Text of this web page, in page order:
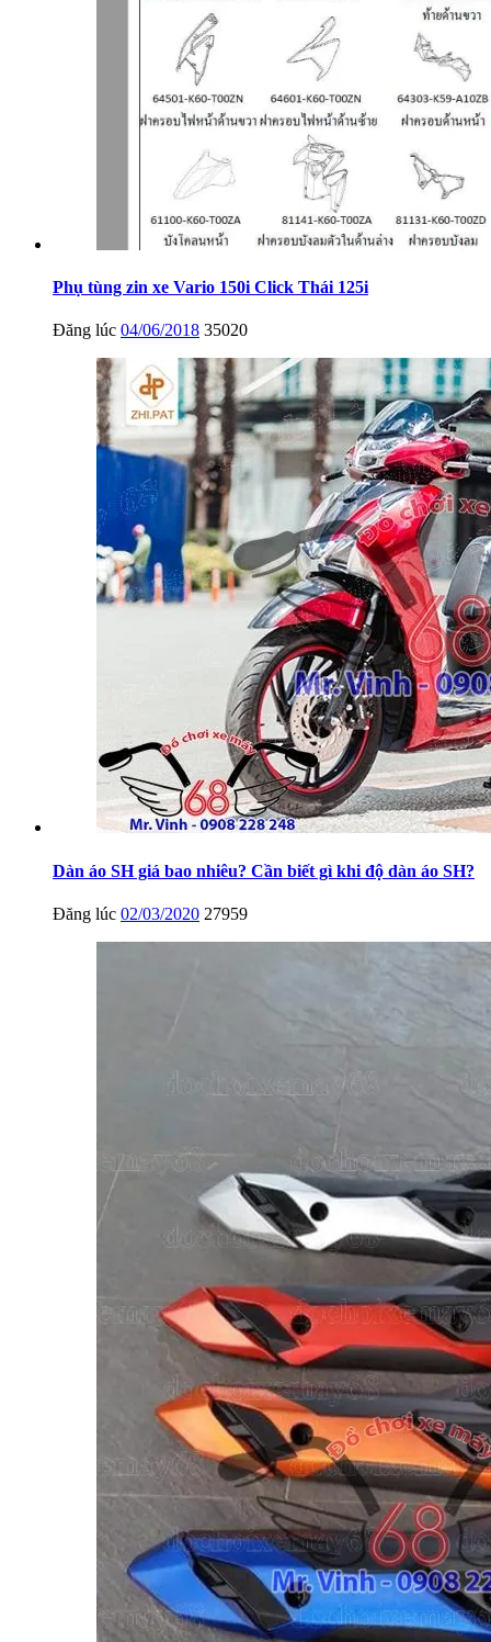
Phụ tùng zin xe Vario 150i Click Thái 125i
Đăng lúc 04/06/2018 35020
Dàn áo SH giá bao nhiêu? Cần biết gì khi độ dàn áo SH?
Đăng lúc 02/03/2020 27959